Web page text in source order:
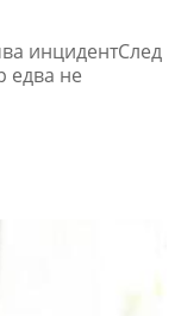
инцидентСлед
едва не